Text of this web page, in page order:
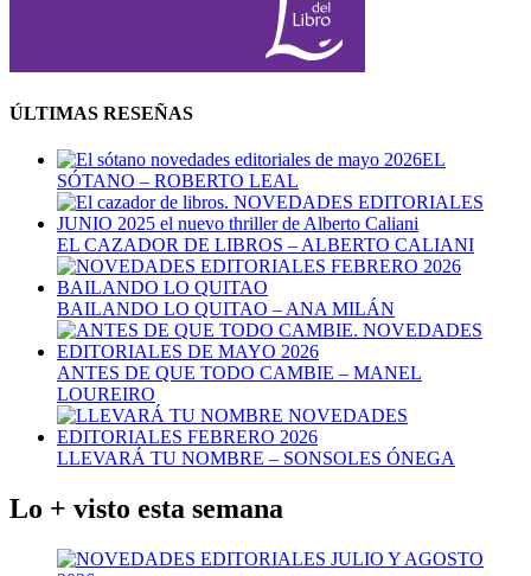
ÚLTIMAS RESEÑAS
EL
SÓTANO – ROBERTO LEAL
EL CAZADOR DE LIBROS – ALBERTO CALIANI
BAILANDO LO QUITAO – ANA MILÁN
ANTES DE QUE TODO CAMBIE – MANEL
LOUREIRO
LLEVARÁ TU NOMBRE – SONSOLES ÓNEGA
Lo + visto esta semana